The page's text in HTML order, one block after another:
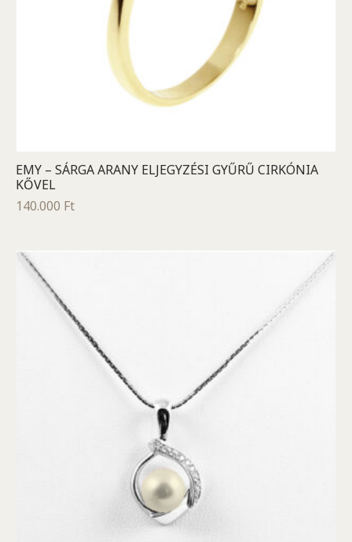
EMY – SÁRGA ARANY ELJEGYZÉSI GYŰRŰ CIRKÓNIA
KŐVEL
140.000 Ft